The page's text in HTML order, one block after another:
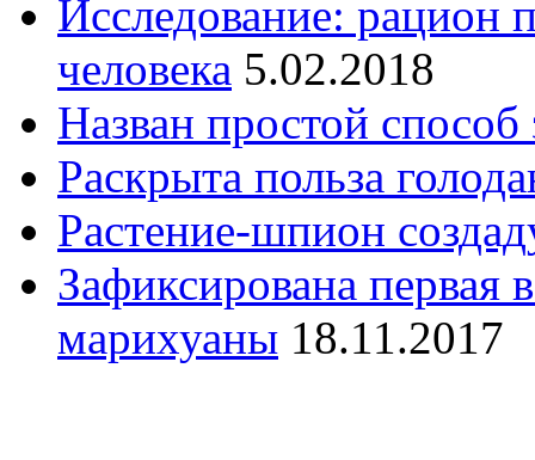
Исследование: рацион
человека 5.02.2018
Назван простой
Раскрыта польза
Растение-шпион
Зафиксирована первая
марихуаны 18.11.2017